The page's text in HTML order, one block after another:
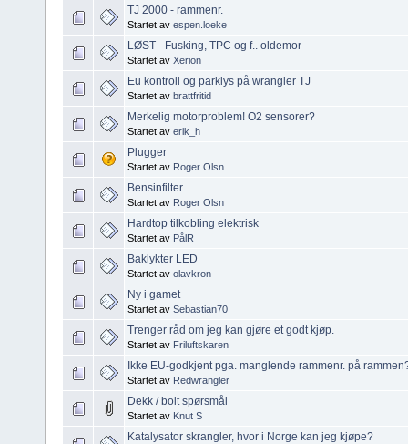
TJ 2000 - rammenr.
Startet av espen.loeke
LØST - Fusking, TPC og f.. oldemor
Startet av Xerion
Eu kontroll og parklys på wrangler TJ
Startet av brattfritid
Merkelig motorproblem! O2 sensorer?
Startet av erik_h
Plugger
Startet av Roger Olsn
Bensinfilter
Startet av Roger Olsn
Hardtop tilkobling elektrisk
Startet av PålR
Baklykter LED
Startet av olavkron
Ny i gamet
Startet av Sebastian70
Trenger råd om jeg kan gjøre et godt kjøp.
Startet av Friluftskaren
Ikke EU-godkjent pga. manglende rammenr. på
Startet av Redwrangler
Dekk / bolt spørsmål
Startet av Knut S
Katalysator skrangler, hvor i Norge kan jeg kjøpe?